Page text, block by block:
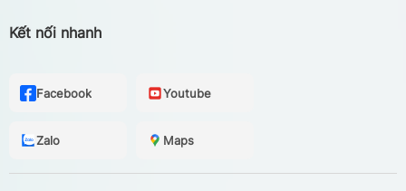
Kết nối nhanh
Facebook Youtube
Zalo Maps